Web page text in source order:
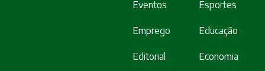
Eventos Esportes
Emprego Educação
Editorial Economia